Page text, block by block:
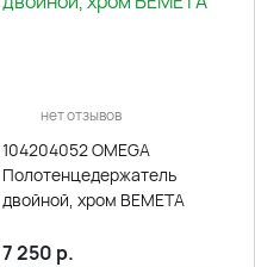
нет отзывов
104204052 OMEGA
Полотенцедержатель
двойной, хром BEMETA
7 250 р.